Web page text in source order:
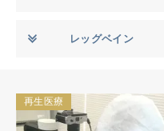
レッグベイン
再生医療